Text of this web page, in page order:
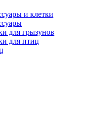
и клетки
для грызунов
для птиц